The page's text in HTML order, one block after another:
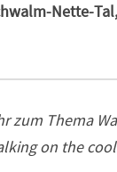
Nette-
zum Thema
on the